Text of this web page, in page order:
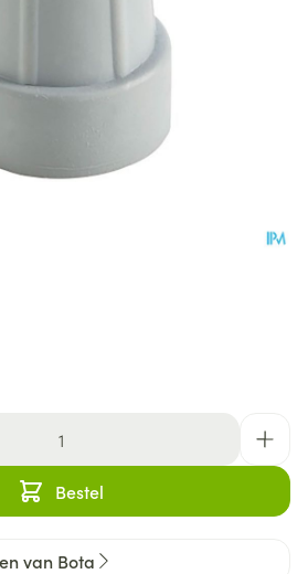
Bestel
van Bota